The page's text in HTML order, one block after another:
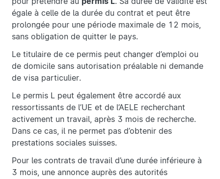
égale à celle de la durée du contrat et peut être
prolongée pour une période maximale de 12 mois,
sans obligation de quitter le pays.
Le titulaire de ce permis peut changer d’emploi ou
de domicile sans autorisation préalable ni demande
de visa particulier.
Le permis L peut également être accordé aux
ressortissants de l’UE et de l’AELE recherchant
activement un travail, après 3 mois de recherche.
Dans ce cas, il ne permet pas d’obtenir des
prestations sociales suisses.
Pour les contrats de travail d’une durée inférieure à
3 mois, une annonce auprès des autorités